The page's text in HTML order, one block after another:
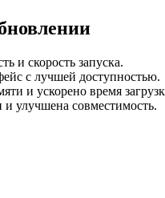
и скорость запуска.
с лучшей доступностью.
и ускорено время
улучшена совместимость.